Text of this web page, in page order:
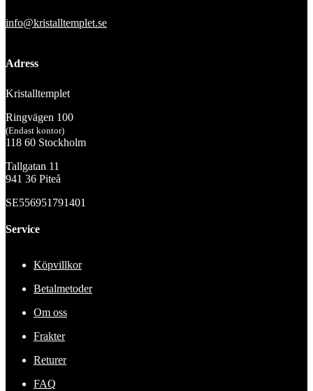
info@kristalltemplet.se
Adress
Kristalltemplet
Ringvägen 100
(Endast kontor)
118 60 Stockholm
Tallgatan 11
941 36 Piteå
SE556951791401
Service
Köpvillkor
Betalmetoder
Om oss
Frakter
Returer
FAQ